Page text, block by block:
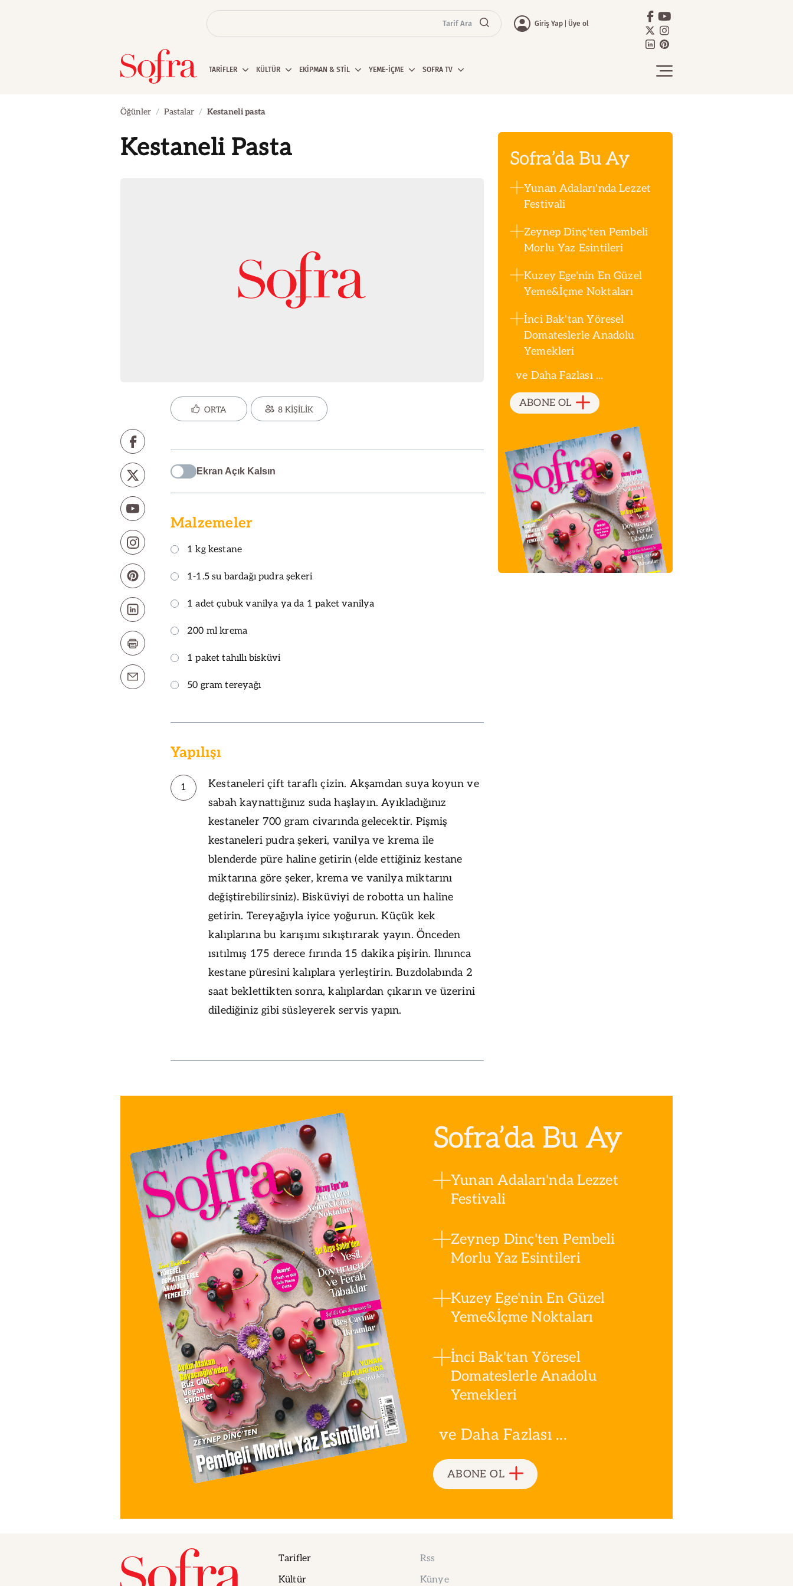
Tarif Ara Giriş Yap Üye ol
TARİFLER KÜLTÜR EKİPMAN & STİL YEME-İÇME SOFRA TV
Öğünler Pastalar Kestaneli pasta
Kestaneli Pasta
ORTA 8 KİŞİLİK
Ekran Açık Kalsın
Malzemeler
1 kg kestane
1-1.5 su bardağı pudra şekeri
1 adet çubuk vanilya ya da 1 paket vanilya
200 ml krema
1 paket tahıllı bisküvi
50 gram tereyağı
Yapılışı
1
Kestaneleri çift taraflı çizin. Akşamdan suya koyun ve
sabah kaynattığınız suda haşlayın. Ayıkladığınız
kestaneler 700 gram civarında gelecektir. Pişmiş
kestaneleri pudra şekeri, vanilya ve krema ile
blenderde püre haline getirin (elde ettiğiniz kestane
miktarına göre şeker, krema ve vanilya miktarını
değiştirebilirsiniz). Bisküviyi de robotta un haline
getirin. Tereyağıyla iyice yoğurun. Küçük kek
kalıplarına bu karışımı sıkıştırarak yayın. Önceden
ısıtılmış 175 derece fırında 15 dakika pişirin. Ilınınca
kestane püresini kalıplara yerleştirin. Buzdolabında 2
saat beklettikten sonra, kalıplardan çıkarın ve üzerini
dilediğiniz gibi süsleyerek servis yapın.
Sofra’da Bu Ay
Yunan Adaları'nda Lezzet
Festivali
Zeynep Dinç'ten Pembeli
Morlu Yaz Esintileri
Kuzey Ege'nin En Güzel
Yeme&İçme Noktaları
İnci Bak'tan Yöresel
Domateslerle Anadolu
Yemekleri
ve Daha Fazlası ...
ABONE OL
Sofra’da Bu Ay
Yunan Adaları'nda Lezzet
Festivali
Zeynep Dinç'ten Pembeli
Morlu Yaz Esintileri
Kuzey Ege'nin En Güzel
Yeme&İçme Noktaları
İnci Bak'tan Yöresel
Domateslerle Anadolu
Yemekleri
ve Daha Fazlası ...
ABONE OL
Tarifler
Kültür
Rss
Künye